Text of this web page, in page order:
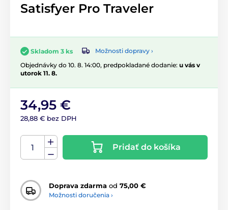
Satisfyer Pro Traveler
Skladom 3 ks
Možnosti dopravy ›
Objednávky do 10. 8. 14:00, predpokladané dodanie: u vás v
utorok 11. 8.
34,95 €
28,88 € bez DPH
Pridať do košíka
Doprava zdarma od 75,00 €
Možnosti doručenia ›